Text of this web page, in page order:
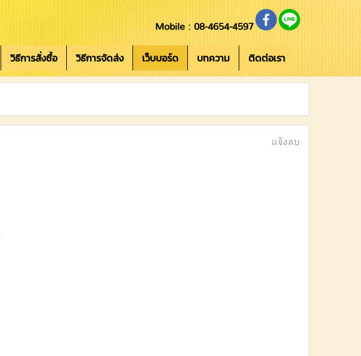
Mobile : 08-4654-4597
วิธีการสั่งซื้อ วิธีการจัดส่ง เว็บบอร์ด บทความ ติดต่อเรา
แจ้งลบ